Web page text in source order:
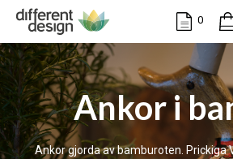
0
Ankor i
Ankor gjorda av bamburoten. Prickiga